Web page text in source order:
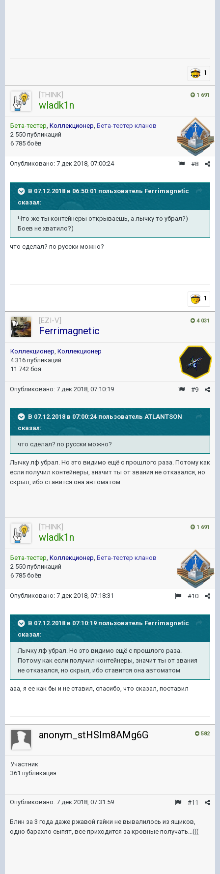
1
1 691
[THINK]
wladk1n
Бета-тестер, Коллекционер, Бета-тестер кланов
2 550 публикаций
6 785 боёв
#8
Опубликовано: 7 дек 2018, 07:00:24
В 07.12.2018 в 06:50:01 пользователь Ferrimagnetic
сказал:
Что же ты контейнеры открываешь, а лычку то убрал?)
Боев не хватило?)
что сделал? по русски можно?
1
4 031
[EZI-V]
Ferrimagnetic
Коллекционер, Коллекционер
4 316 публикаций
11 742 боя
#9
Опубликовано: 7 дек 2018, 07:10:19
В 07.12.2018 в 07:00:24 пользователь ATLANTSON
сказал:
что сделал? по русски можно?
Лычку лф убрал. Но это видимо ещё с прошлого раза. Потому как
если получил контейнеры, значит ты от звания не отказался, но
скрыл, ибо ставится она автоматом
1 691
[THINK]
wladk1n
Бета-тестер, Коллекционер, Бета-тестер кланов
2 550 публикаций
6 785 боёв
#10
Опубликовано: 7 дек 2018, 07:18:31
В 07.12.2018 в 07:10:19 пользователь Ferrimagnetic
сказал:
Лычку лф убрал. Но это видимо ещё с прошлого раза.
Потому как если получил контейнеры, значит ты от звания
не отказался, но скрыл, ибо ставится она автоматом
ааа, я ее как бы и не ставил, спасибо, что сказал, поставил
582
anonym_stHSIm8AMg6G
Участник
361 публикация
#11
Опубликовано: 7 дек 2018, 07:31:59
Блин за 3 года даже ржавой гайки не вывалилось из ящиков,
одно барахло сыпят, все приходится за кровные получать...(((